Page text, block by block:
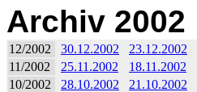
Archiv 2002
12/2002 30.12.2002 23.12.2002
11/2002
25.11.2002 18.11.2002
10/2002
28.10.2002 21.10.2002